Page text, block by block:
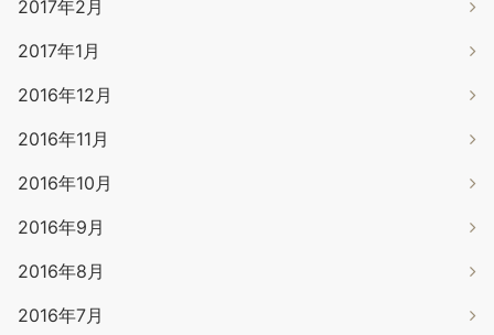
2017年2月
2017年1月
2016年12月
2016年11月
2016年10月
2016年9月
2016年8月
2016年7月